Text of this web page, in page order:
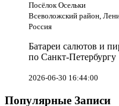
Посёлок Осельки
Всеволожский район,
Россия
Батареи салютов и
по Санкт-Петербургу
2026-06-30 16:44:00
Популярные Записи